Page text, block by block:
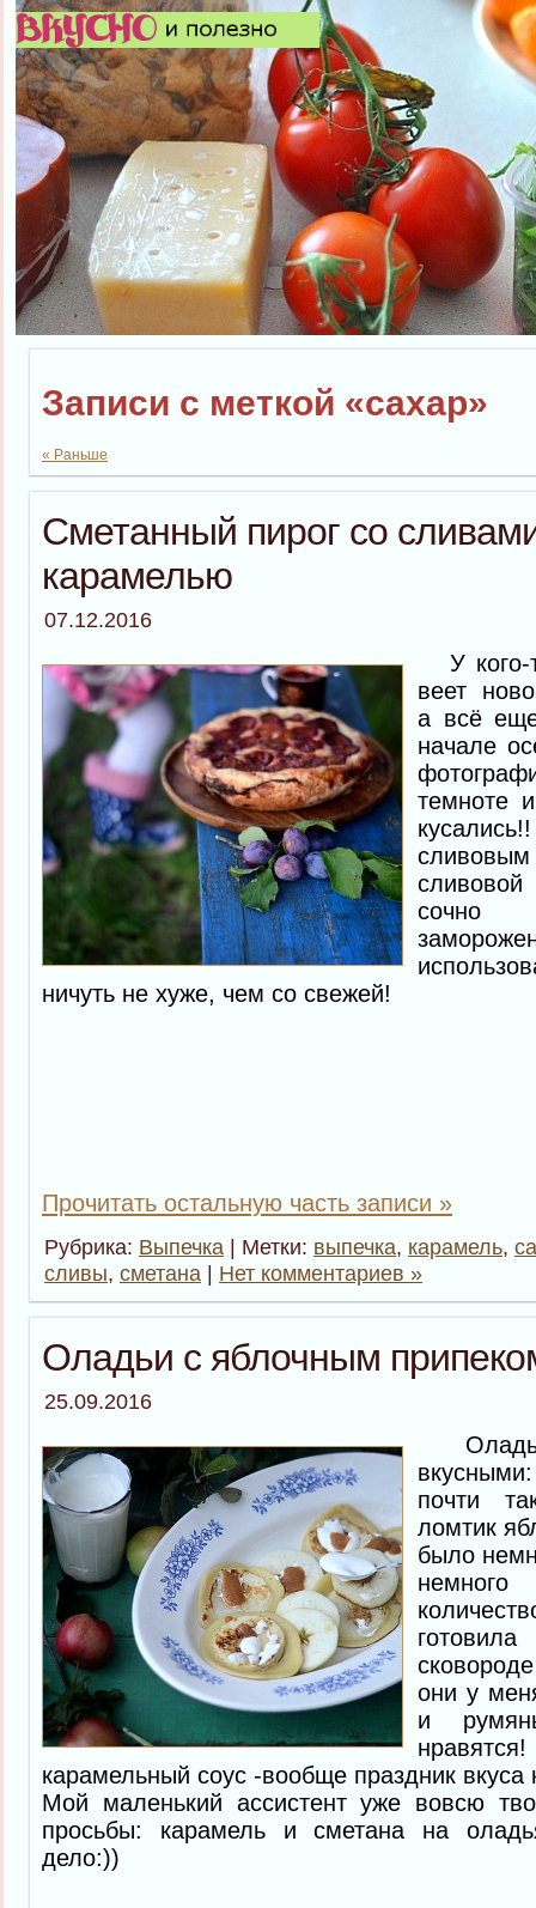
Записи с меткой «сахар»
« Раньше
Сметанный пирог со
карамелью
07.12.2016
У кого-
веет
а всё
начале
темноте
сливовым
сочно
ничуть не хуже, чем со свежей!
Прочитать остальную часть записи »
Рубрика: Выпечка | Метки: выпечка, карамель,
сливы, сметана | Нет комментариев »
Оладьи с яблочным
25.09.2016
почти
ломтик
было
немного
готовила
они у
и
карамельный соус -вообще праздник вкуса
Мой маленький ассистент уже вовсю
просьбы: карамель и сметана на
дело:))